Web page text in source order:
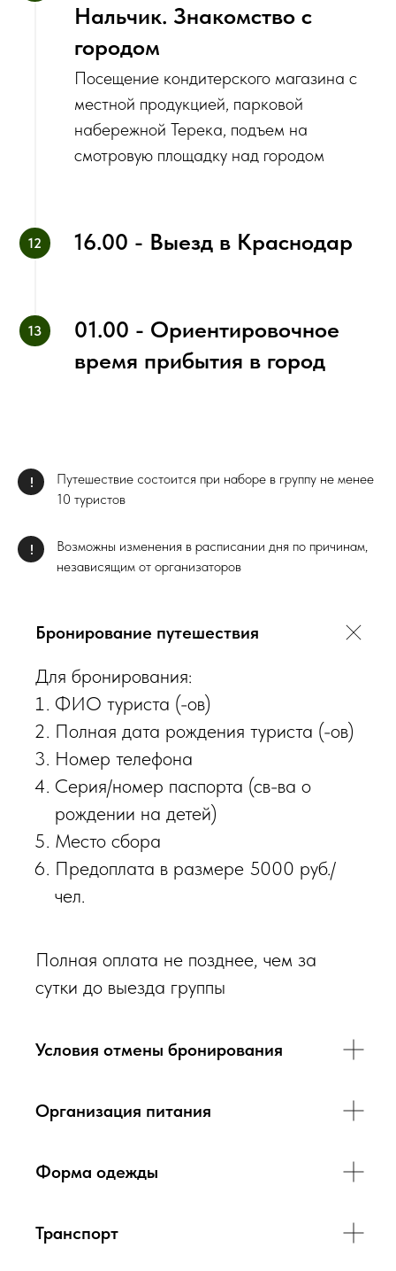
Нальчик. Знакомство с
городом
Посещение кондитерского магазина с
местной продукцией, парковой
набережной Терека, подъем на
смотровую площадку над городом
16.00 - Выезд в Краснодар
01.00 - Ориентировочное
время прибытия в город
!
Путешествие состоится при наборе в группу не менее
10 туристов
!
Возможны изменения в расписании дня по причинам,
независящим от организаторов
Бронирование путешествия
Для бронирования:
ФИО туриста (-ов)
Полная дата рождения туриста (-ов)
Номер телефона
Серия/номер паспорта (св-ва о
рождении на детей)
Место сбора
Предоплата в размере 5000 руб./
чел.
Полная оплата не позднее, чем за
сутки до выезда группы
Условия отмены бронирования
Организация питания
Форма одежды
Транспорт